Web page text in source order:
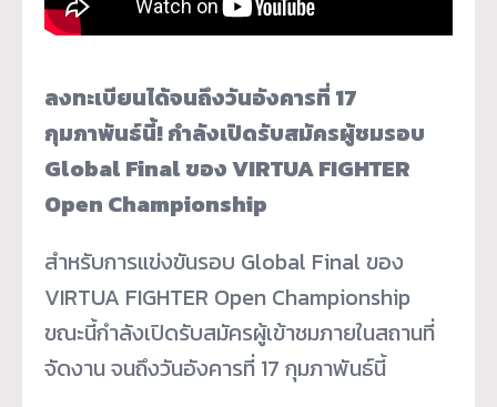
ลงทะเบียนได้จนถึงวันอังคารที่ 17
กุมภาพันธ์นี้! กำลังเปิดรับสมัครผู้ชมรอบ
Global Final ของ VIRTUA FIGHTER
Open Championship
สำหรับการแข่งขันรอบ Global Final ของ
VIRTUA FIGHTER Open Championship
ขณะนี้กำลังเปิดรับสมัครผู้เข้าชมภายในสถานที่
จัดงาน จนถึงวันอังคารที่ 17 กุมภาพันธ์นี้